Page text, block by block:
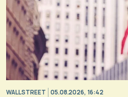
WALL STREET 05.08.2026, 16:42